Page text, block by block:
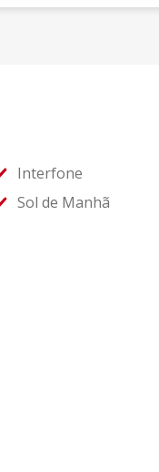
Interfone
Sol de Manhã